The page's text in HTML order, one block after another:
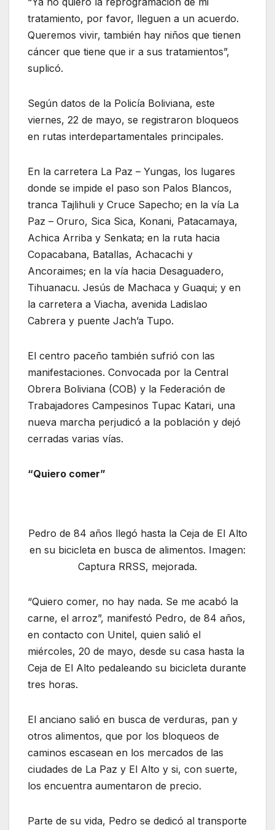
tratamiento, por favor, lleguen a un acuerdo.
Queremos vivir, también hay niños que tienen
cáncer que tiene que ir a sus tratamientos”,
suplicó.
Según datos de la Policía Boliviana, este
viernes, 22 de mayo, se registraron bloqueos
en rutas interdepartamentales principales.
En la carretera La Paz – Yungas, los lugares
donde se impide el paso son Palos Blancos,
tranca Tajlihuli y Cruce Sapecho; en la vía La
Paz – Oruro, Sica Sica, Konani, Patacamaya,
Achica Arriba y Senkata; en la ruta hacia
Copacabana, Batallas, Achacachi y
Ancoraimes; en la vía hacia Desaguadero,
Tihuanacu. Jesús de Machaca y Guaqui; y en
la carretera a Viacha, avenida Ladislao
Cabrera y puente Jach’a Tupo.
El centro paceño también sufrió con las
manifestaciones. Convocada por la Central
Obrera Boliviana (COB) y la Federación de
Trabajadores Campesinos Tupac Katari, una
nueva marcha perjudicó a la población y dejó
cerradas varias vías.
“Quiero comer”
Pedro de 84 años llegó hasta la Ceja de El Alto
en su bicicleta en busca de alimentos. Imagen:
Captura RRSS, mejorada.
“Quiero comer, no hay nada. Se me acabó la
carne, el arroz”, manifestó Pedro, de 84 años,
en contacto con Unitel, quien salió el
miércoles, 20 de mayo, desde su casa hasta la
Ceja de El Alto pedaleando su bicicleta durante
tres horas.
El anciano salió en busca de verduras, pan y
otros alimentos, que por los bloqueos de
caminos escasean en los mercados de las
ciudades de La Paz y El Alto y si, con suerte,
los encuentra aumentaron de precio.
Parte de su vida, Pedro se dedicó al transporte